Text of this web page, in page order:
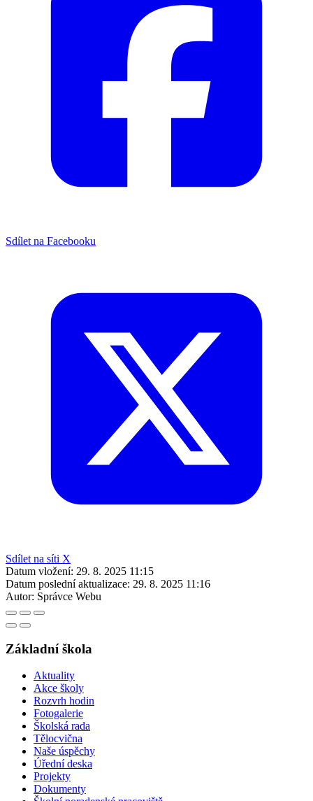
Sdílet na Facebooku
Sdílet na síti X
Datum vložení: 29. 8. 2025 11:15
Datum poslední aktualizace: 29. 8. 2025 11:16
Autor: Správce Webu
Základní škola
Aktuality
Akce školy
Rozvrh hodin
Fotogalerie
Školská rada
Tělocvična
Naše úspěchy
Úřední deska
Projekty
Dokumenty